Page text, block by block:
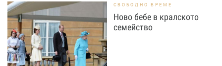
СВОБОДНО ВРЕМЕ
Ново бебе в кралското
семейство